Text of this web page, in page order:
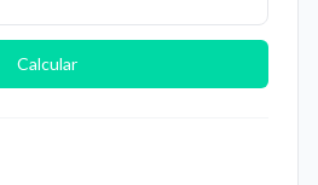
Calcular